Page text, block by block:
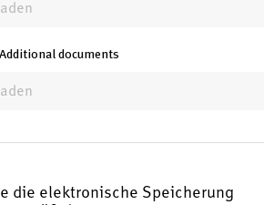
documents
die elektronische Speicherung